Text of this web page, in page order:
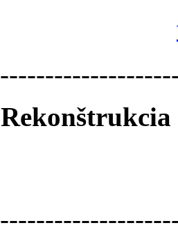
Rekonštrukcia